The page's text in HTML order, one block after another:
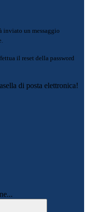
inviato un messaggio
il reset della password
di posta elettronica!